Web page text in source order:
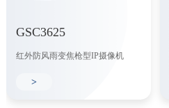
GSC3625
红外防风雨变焦枪型IP摄像机
>